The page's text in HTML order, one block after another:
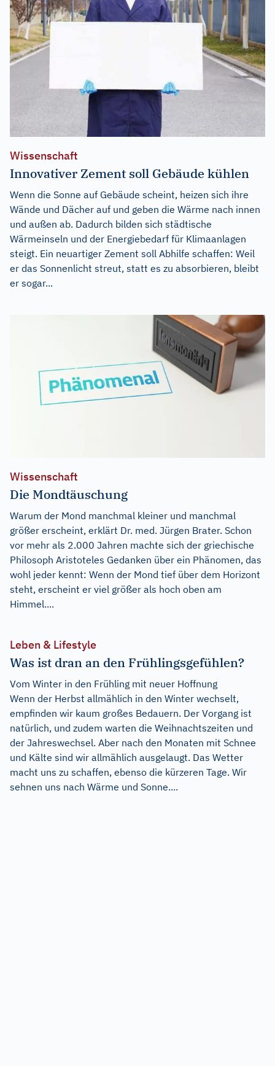
Wissenschaft
Innovativer Zement soll Gebäude kühlen
Wenn die Sonne auf Gebäude scheint, heizen sich ihre
Wände und Dächer auf und geben die Wärme nach innen
und außen ab. Dadurch bilden sich städtische
Wärmeinseln und der Energiebedarf für Klimaanlagen
steigt. Ein neuartiger Zement soll Abhilfe schaffen: Weil
er das Sonnenlicht streut, statt es zu absorbieren, bleibt
er sogar...
Wissenschaft
Die Mondtäuschung
Warum der Mond manchmal kleiner und manchmal
größer erscheint, erklärt Dr. med. Jürgen Brater. Schon
vor mehr als 2.000 Jahren machte sich der griechische
Philosoph Aristoteles Gedanken über ein Phänomen, das
wohl jeder kennt: Wenn der Mond tief über dem Horizont
steht, erscheint er viel größer als hoch oben am
Himmel....
Leben & Lifestyle
Was ist dran an den Frühlingsgefühlen?
Vom Winter in den Frühling mit neuer Hoffnung
Wenn der Herbst allmählich in den Winter wechselt,
empfinden wir kaum großes Bedauern. Der Vorgang ist
natürlich, und zudem warten die Weihnachtszeiten und
der Jahreswechsel. Aber nach den Monaten mit Schnee
und Kälte sind wir allmählich ausgelaugt. Das Wetter
macht uns zu schaffen, ebenso die kürzeren Tage. Wir
sehnen uns nach Wärme und Sonne....